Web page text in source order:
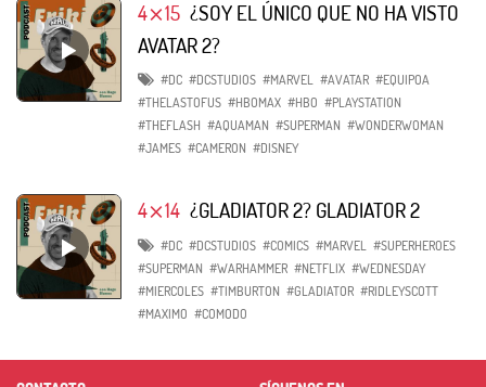
4⨯15 ¿SOY EL ÚNICO QUE NO HA VISTO
AVATAR 2?
#DC #DCSTUDIOS #MARVEL #AVATAR #EQUIPOA
#THELASTOFUS #HBOMAX #HBO #PLAYSTATION
#THEFLASH #AQUAMAN #SUPERMAN #WONDERWOMAN
#JAMES #CAMERON #DISNEY
4⨯14 ¿GLADIATOR 2? GLADIATOR 2
#DC #DCSTUDIOS #COMICS #MARVEL #SUPERHEROES
#SUPERMAN #WARHAMMER #NETFLIX #WEDNESDAY
#MIERCOLES #TIMBURTON #GLADIATOR #RIDLEYSCOTT
#MAXIMO #COMODO